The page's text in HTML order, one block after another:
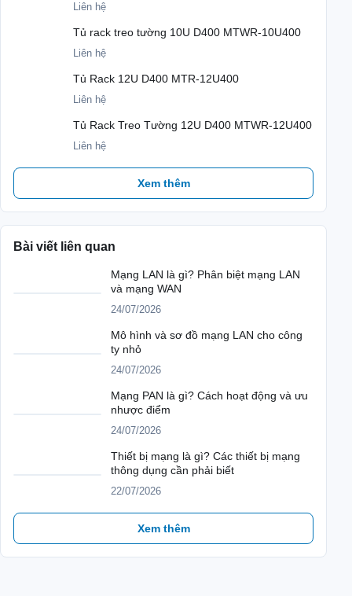
Liên hệ
Tủ rack treo tường 10U D400 MTWR-10U400
Liên hệ
Tủ Rack 12U D400 MTR-12U400
Liên hệ
Tủ Rack Treo Tường 12U D400 MTWR-12U400
Liên hệ
Xem thêm
Bài viết liên quan
Mạng LAN là gì? Phân biệt mạng LAN
và mạng WAN
24/07/2026
Mô hình và sơ đồ mạng LAN cho công
ty nhỏ
24/07/2026
Mạng PAN là gì? Cách hoạt động và ưu
nhược điểm
24/07/2026
Thiết bị mạng là gì? Các thiết bị mạng
thông dụng cần phải biết
22/07/2026
Xem thêm